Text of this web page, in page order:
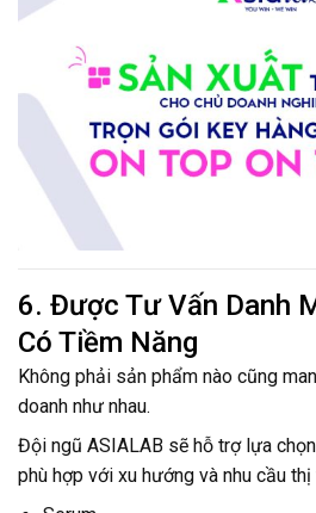
6. Được Tư Vấn Danh
Có Tiềm Năng
Không phải sản phẩm nào cũng
doanh như nhau.
Đội ngũ ASIALAB sẽ hỗ trợ lựa
phù hợp với xu hướng và nhu cầu